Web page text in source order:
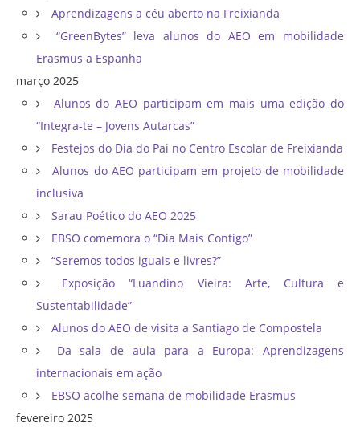
Aprendizagens a céu aberto na Freixianda
“GreenBytes” leva alunos do AEO em mobilidade
Erasmus a Espanha
março 2025
Alunos do AEO participam em mais uma edição do
“Integra-te – Jovens Autarcas”
Festejos do Dia do Pai no Centro Escolar de Freixianda
Alunos do AEO participam em projeto de mobilidade
inclusiva
Sarau Poético do AEO 2025
EBSO comemora o “Dia Mais Contigo”
“Seremos todos iguais e livres?”
Exposição “Luandino Vieira: Arte, Cultura e
Sustentabilidade”
Alunos do AEO de visita a Santiago de Compostela
Da sala de aula para a Europa: Aprendizagens
internacionais em ação
EBSO acolhe semana de mobilidade Erasmus
fevereiro 2025